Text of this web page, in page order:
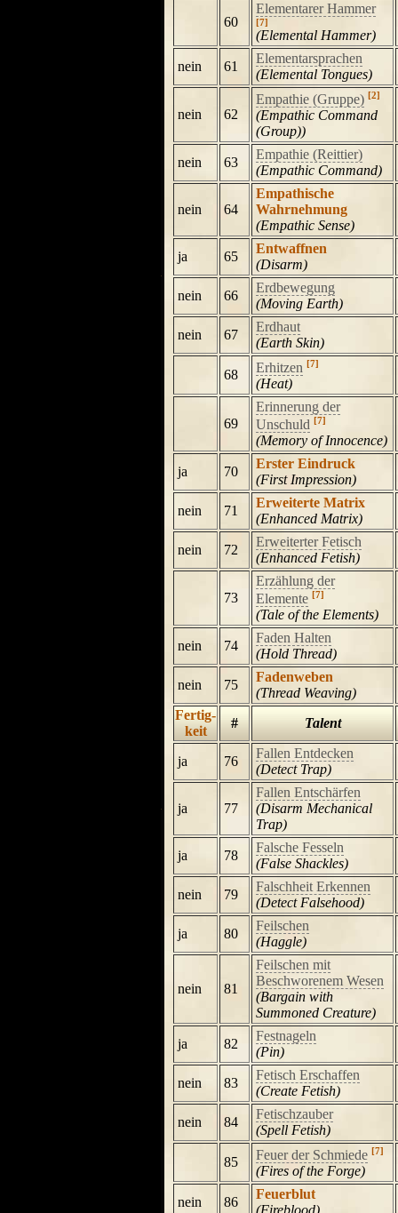
60
Elementarer Hammer
[7]
(Elemental Hammer)
nein 61
Elementarsprachen
(Elemental Tongues)
nein 62
Empathie (Gruppe) [2]
(Empathic Command
(Group))
nein 63
Empathie (Reittier)
(Empathic Command)
nein 64
Empathische
Wahrnehmung
(Empathic Sense)
ja 65
Entwaffnen
(Disarm)
nein 66
Erdbewegung
(Moving Earth)
nein 67
Erdhaut
(Earth Skin)
68 Erhitzen [7]
(Heat)
69
Erinnerung der
Unschuld [7]
(Memory of Innocence)
ja 70
Erster Eindruck
(First Impression)
nein 71
Erweiterte Matrix
(Enhanced Matrix)
nein 72
Erweiterter Fetisch
(Enhanced Fetish)
73
Erzählung der
Elemente [7]
(Tale of the Elements)
nein 74
Faden Halten
(Hold Thread)
nein 75
Fadenweben
(Thread Weaving)
Fertig-
keit
# Talent
ja 76
Fallen Entdecken
(Detect Trap)
ja 77
Fallen Entschärfen
(Disarm Mechanical
Trap)
ja 78
Falsche Fesseln
(False Shackles)
nein 79
Falschheit Erkennen
(Detect Falsehood)
ja 80
Feilschen
(Haggle)
nein 81
Feilschen mit
Beschworenem Wesen
(Bargain with
Summoned Creature)
ja 82
Festnageln
(Pin)
nein 83
Fetisch Erschaffen
(Create Fetish)
nein 84
Fetischzauber
(Spell Fetish)
85 Feuer der Schmiede [7]
(Fires of the Forge)
nein 86
Feuerblut
(Fireblood)